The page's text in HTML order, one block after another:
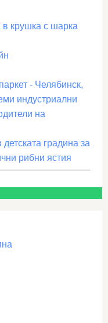
в крушка с шарка
- Челябинск,
индустриални
на
градина за
рибни ястия